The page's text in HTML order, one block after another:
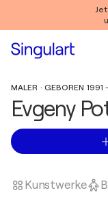
MALER · GEBOREN 1991
Evgeny
Kunstwerke